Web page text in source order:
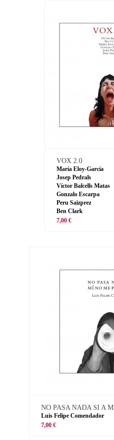
VOX 2.0
María Eloy-García
Josep Pedrals
Víctor Balcells Matas
Gonzalo Escarpa
Peru Saizprez
Ben Clark
7,00 €
NO PASA NADA SI A
Luis Felipe Comendador
7,00 €